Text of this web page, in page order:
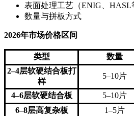
表面处理工艺（ENIG、HASL
数量与拼板方式
2026年市场价格区间
类型 数量
2–4层软硬结合板打
样
5–10片
4–6层软硬结合板 5–10片
6–8层高复杂板
1–5片